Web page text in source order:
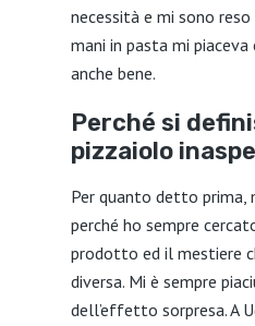
necessità e mi sono
mani in pasta mi
anche bene.
Perché si
pizzaiolo
Per quanto detto
perché ho sempre
prodotto ed il mestiere
diversa. Mi è sempre
dell’effetto sorpresa. A